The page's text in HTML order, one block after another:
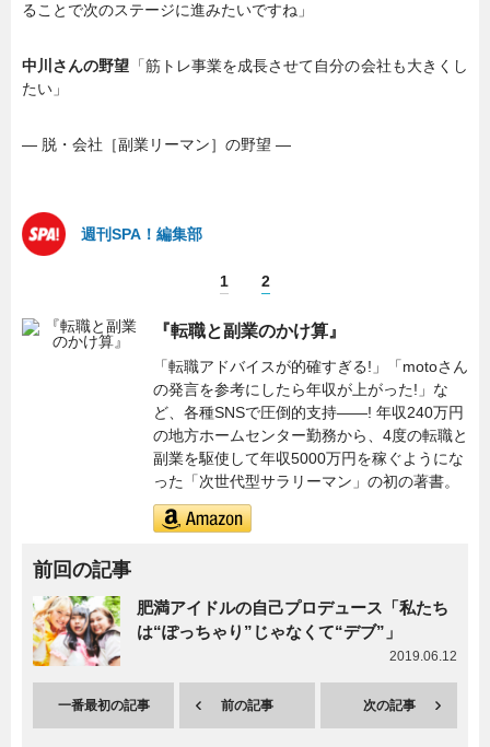
ることで次のステージに進みたいですね」
中川さんの野望 「筋トレ事業を成長させて自分の会社も大きくし
たい」
― 脱・会社［副業リーマン］の野望 ―
週刊SPA！編集部
1 2
『転職と副業のかけ算』
「転職アドバイスが的確すぎる!」「motoさん
の発言を参考にしたら年収が上がった!」な
ど、各種SNSで圧倒的支持――! 年収240万円
の地方ホームセンター勤務から、4度の転職と
副業を駆使して年収5000万円を稼ぐようにな
った「次世代型サラリーマン」の初の著書。
前回の記事
肥満アイドルの自己プロデュース「私たち
は“ぽっちゃり”じゃなくて“デブ”」
2019.06.12
一番最初の記事 前の記事 次の記事